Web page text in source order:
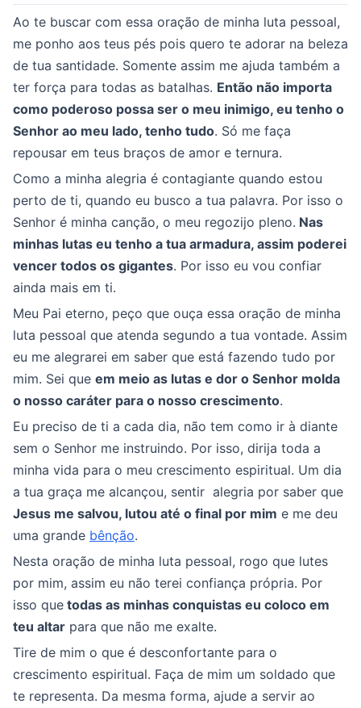
Ao te buscar com essa oração de minha luta pessoal,
me ponho aos teus pés pois quero te adorar na beleza
de tua santidade. Somente assim me ajuda também a
ter força para todas as batalhas. Então não importa
como poderoso possa ser o meu inimigo, eu tenho o
Senhor ao meu lado, tenho tudo. Só me faça
repousar em teus braços de amor e ternura.
Como a minha alegria é contagiante quando estou
perto de ti, quando eu busco a tua palavra. Por isso o
Senhor é minha canção, o meu regozijo pleno. Nas
minhas lutas eu tenho a tua armadura, assim poderei
vencer todos os gigantes. Por isso eu vou confiar
ainda mais em ti.
Meu Pai eterno, peço que ouça essa oração de minha
luta pessoal que atenda segundo a tua vontade. Assim
eu me alegrarei em saber que está fazendo tudo por
mim. Sei que em meio as lutas e dor o Senhor molda
o nosso caráter para o nosso crescimento.
Eu preciso de ti a cada dia, não tem como ir à diante
sem o Senhor me instruindo. Por isso, dirija toda a
minha vida para o meu crescimento espiritual. Um dia
a tua graça me alcançou, sentir alegria por saber que
Jesus me salvou, lutou até o final por mim e me deu
uma grande bênção.
Nesta oração de minha luta pessoal, rogo que lutes
por mim, assim eu não terei confiança própria. Por
isso que todas as minhas conquistas eu coloco em
teu altar para que não me exalte.
Tire de mim o que é desconfortante para o
crescimento espiritual. Faça de mim um soldado que
te representa. Da mesma forma, ajude a servir ao